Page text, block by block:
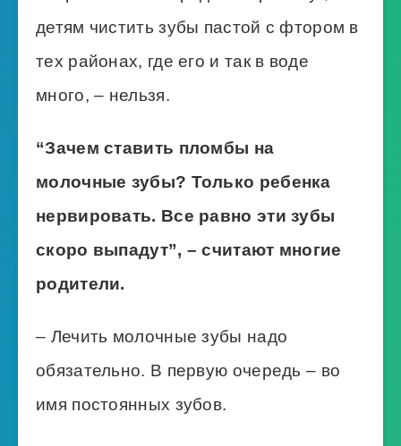
детям чистить зубы пастой с фтором в
тех районах, где его и так в воде
много, – нельзя.
“Зачем ставить пломбы на
молочные зубы? Только ребенка
нервировать. Все равно эти зубы
скоро выпадут”, – считают многие
родители.
– Лечить молочные зубы надо
обязательно. В первую очередь – во
имя постоянных зубов.